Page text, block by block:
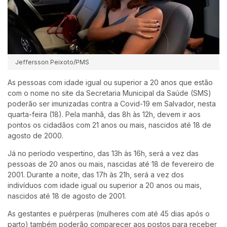
Jeffersson Peixoto/PMS
As pessoas com idade igual ou superior a 20 anos que estão
com o nome no site da Secretaria Municipal da Saúde (SMS)
poderão ser imunizadas contra a Covid-19 em Salvador, nesta
quarta-feira (18). Pela manhã, das 8h às 12h, devem ir aos
pontos os cidadãos com 21 anos ou mais, nascidos até 18 de
agosto de 2000.
Já no período vespertino, das 13h às 16h, será a vez das
pessoas de 20 anos ou mais, nascidas até 18 de fevereiro de
2001. Durante a noite, das 17h às 21h, será a vez dos
indivíduos com idade igual ou superior a 20 anos ou mais,
nascidos até 18 de agosto de 2001.
As gestantes e puérperas (mulheres com até 45 dias após o
parto) também poderão comparecer aos postos para receber